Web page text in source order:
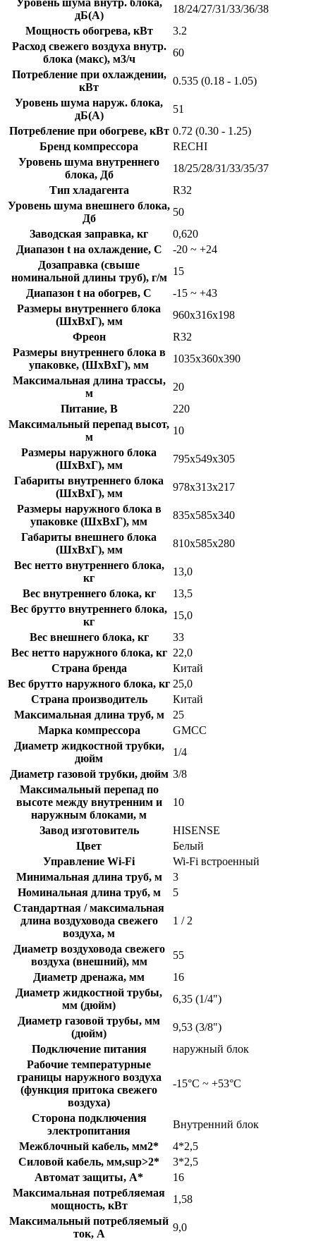
Уровень шума внутр. блока,
дБ(А)
18/24/27/31/33/36/38
Мощность обогрева, кВт
3.2
Расход свежего воздуха внутр.
блока (макс), м3/ч
60
Потребление при охлаждении,
кВт
0.535 (0.18 - 1.05)
Уровень шума наруж. блока,
дБ(А)
51
Потребление при обогреве, кВт 0.72 (0.30 - 1.25)
Бренд компрессора
RECHI
Уровень шума внутреннего
блока, Дб
18/25/28/31/33/35/37
Тип хладагента
R32
Уровень шума внешнего блока,
Дб
50
Заводская заправка, кг
0,620
Диапазон t на охлаждение, C
-20 ~ +24
Дозаправка (свыше
номинальной длины труб), г/м
15
Диапазон t на обогрев, C
-15 ~ +43
Размеры внутреннего блока
(ШхВхГ), мм
960x316x198
Фреон
R32
Размеры внутреннего блока в
упаковке, (ШхВхГ), мм
1035x360x390
Максимальная длина трассы,
м
20
Питание, В
220
Максимальный перепад высот,
м
10
Размеры наружного блока
(ШхВхГ), мм
795x549x305
Габариты внутреннего блока
(ШхВхГ), мм
978x313x217
Размеры наружного блока в
упаковке (ШхВхГ), мм
835x585x340
Габариты внешнего блока
(ШхВхГ), мм
810x585x280
Вес нетто внутреннего блока,
кг
13,0
Вес внутреннего блока, кг
13,5
Вес брутто внутреннего блока,
кг
15,0
Вес внешнего блока, кг
33
Вес нетто наружного блока, кг 22,0
Страна бренда
Китай
Вес брутто наружного блока, кг 25,0
Страна производитель
Китай
Максимальная длина труб, м
25
Марка компрессора
GMCC
Диаметр жидкостной трубки,
дюйм
1/4
Диаметр газовой трубки, дюйм 3/8
Максимальный перепад по
высоте между внутренним и
наружным блоками, м
10
Завод изготовитель
HISENSE
Цвет
Белый
Управление Wi-Fi
Wi-Fi встроенный
Минимальная длина труб, м
3
Номинальная длина труб, м
5
Стандартная / максимальная
длина воздуховода свежего
воздуха, м
1 / 2
Диаметр воздуховода свежего
воздуха (внешний), мм
55
Диаметр дренажа, мм
16
Диаметр жидкостной трубы,
мм (дюйм)
6,35 (1/4")
Диаметр газовой трубы, мм
(дюйм)
9,53 (3/8")
Подключение питания
наружный блок
Рабочие температурные
границы наружного воздуха
(функция притока свежего
воздуха)
-15°С ~ +53°С
Сторона подключения
электропитания
Внутренний блок
Межблочный кабель, мм2*
4*2,5
Силовой кабель, мм,sup>2*
3*2,5
Автомат защиты, А*
16
Максимальная потребляемая
мощность, кВт
1,58
Максимальный потребляемый
ток, А
9,0